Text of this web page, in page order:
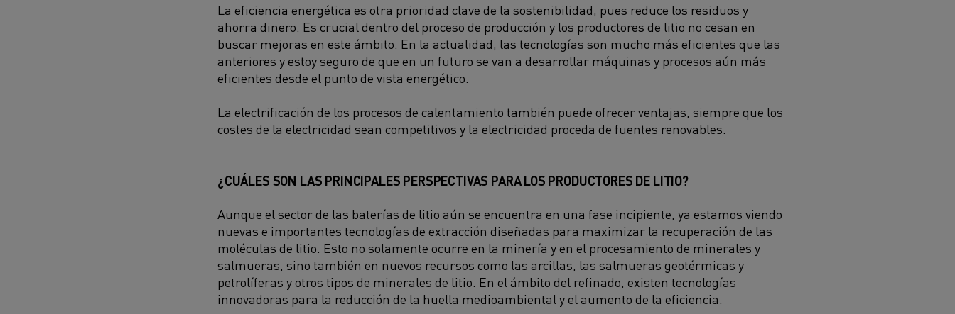
La eficiencia energética es otra prioridad clave de la sostenibilidad, pues reduce los residuos y
ahorra dinero. Es crucial dentro del proceso de producción y los productores de litio no cesan en
buscar mejoras en este ámbito. En la actualidad, las tecnologías son mucho más eficientes que las
anteriores y estoy seguro de que en un futuro se van a desarrollar máquinas y procesos aún más
eficientes desde el punto de vista energético.
La electrificación de los procesos de calentamiento también puede ofrecer ventajas, siempre que los
costes de la electricidad sean competitivos y la electricidad proceda de fuentes renovables.
¿CUÁLES SON LAS PRINCIPALES PERSPECTIVAS PARA LOS PRODUCTORES DE LITIO?
Aunque el sector de las baterías de litio aún se encuentra en una fase incipiente, ya estamos viendo
nuevas e importantes tecnologías de extracción diseñadas para maximizar la recuperación de las
moléculas de litio. Esto no solamente ocurre en la minería y en el procesamiento de minerales y
salmueras, sino también en nuevos recursos como las arcillas, las salmueras geotérmicas y
petrolíferas y otros tipos de minerales de litio. En el ámbito del refinado, existen tecnologías
innovadoras para la reducción de la huella medioambiental y el aumento de la eficiencia.